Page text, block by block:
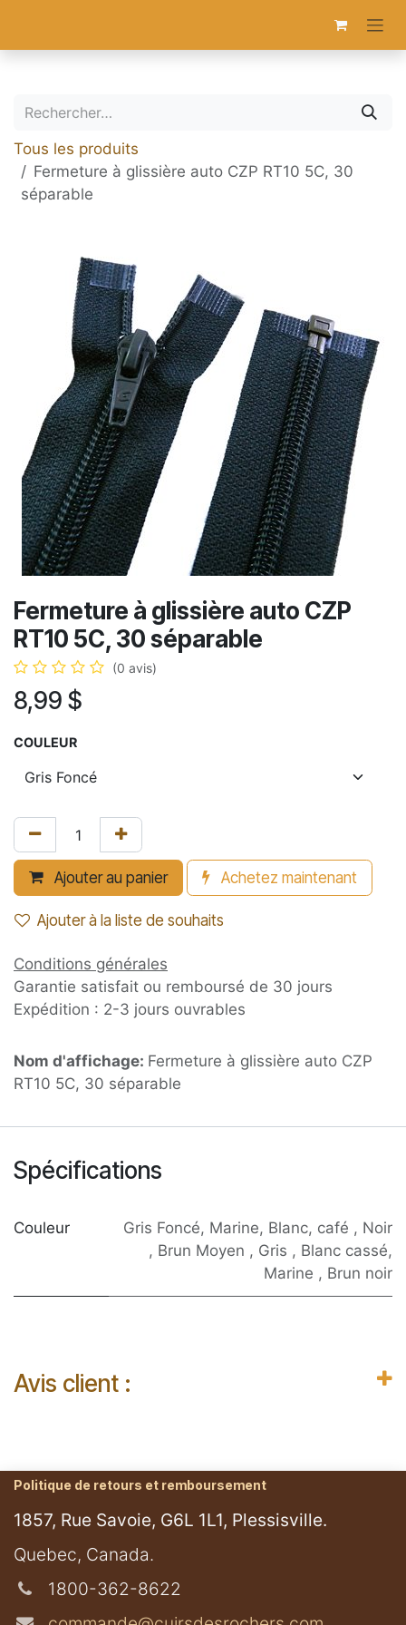
Tous les produits
Fermeture à glissière auto CZP RT10 5C, 30
séparable
Fermeture à glissière auto CZP
RT10 5C, 30 séparable
(0 avis)
8,99 $
COULEUR
Ajouter au panier Achetez maintenant
Ajouter à la liste de souhaits
Conditions générales
Garantie satisfait ou remboursé de 30 jours
Expédition : 2-3 jours ouvrables
Nom d'affichage: Fermeture à glissière auto CZP
RT10 5C, 30 séparable
Spécifications
Couleur Gris Foncé, Marine, Blanc, café , Noir
, Brun Moyen , Gris , Blanc cassé,
Marine , Brun noir
Avis client :
Politique de retours et remboursement
1857, Rue Savoie, G6L 1L1, Plessisville.
​Quebec, Canada.
1800-362-8622